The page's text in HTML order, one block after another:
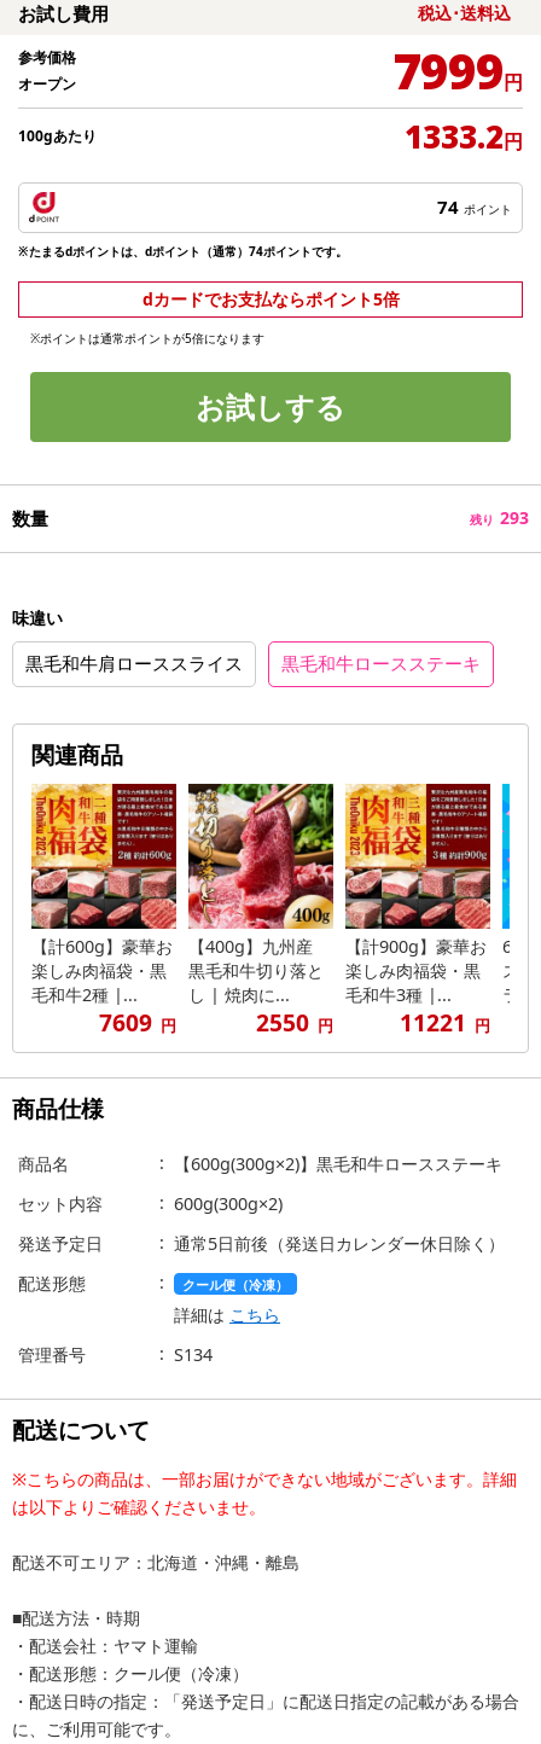
お試し費用 税込･送料込
参考価格
オープン
7999円
100gあたり 1333.2円
74 ポイント
※たまるdポイントは、dポイント（通常）74ポイントです。
dカードでお支払ならポイント5倍
※ポイントは通常ポイントが5倍になります
お試しする
数量 残り 293
味違い
黒毛和牛肩ローススライス 黒毛和牛ロースステーキ
関連商品
【計600g】豪華お
楽しみ肉福袋・黒
毛和牛2種 |...
7609 円
【400g】九州産
黒毛和牛切り落と
し | 焼肉に...
2550 円
【計900g】豪華お
楽しみ肉福袋・黒
毛和牛3種 |...
11221 円
ス
ラ
商品仕様
商品名
【600g(300g×2)】黒毛和牛ロースステーキ
セット内容
600g(300g×2)
発送予定日
通常5日前後（発送日カレンダー休日除く）
配送形態
クール便（冷凍）
詳細は こちら
管理番号
S134
配送について
※こちらの商品は、一部お届けができない地域がございます。詳細
は以下よりご確認くださいませ。
配送不可エリア：北海道・沖縄・離島
■配送方法・時期
・配送会社：ヤマト運輸
・配送形態：クール便（冷凍）
・配送日時の指定：「発送予定日」に配送日指定の記載がある場合
に、ご利用可能です。